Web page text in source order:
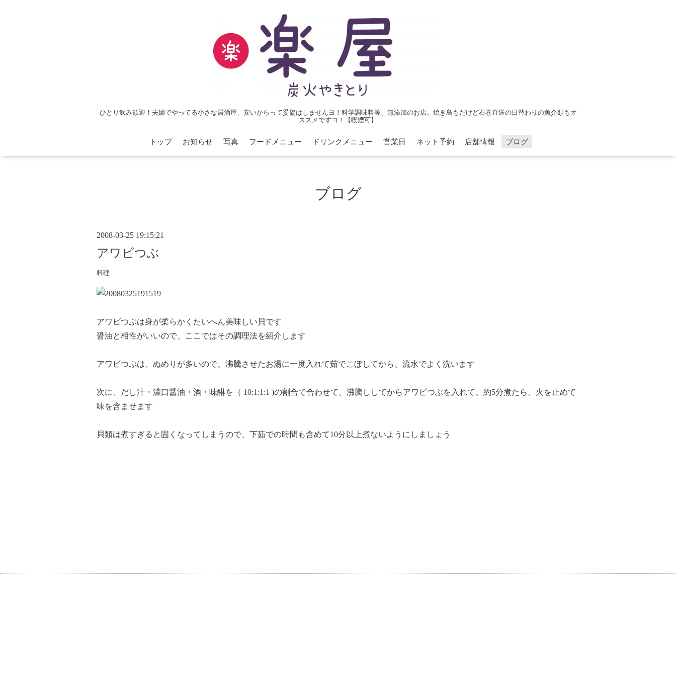
ひとり飲み歓迎！夫婦でやってる小さな居酒屋、安いからって妥協はしませんヨ！科学調味料等、無添加のお店。焼き鳥もだけど石巻直送の日替わりの魚介類もオ
ススメですヨ！【喫煙可】
トップ お知らせ 写真 フードメニュー ドリンクメニュー 営業日 ネット予約 店舗情報 ブログ
ブログ
2008-03-25 19:15:21
アワビつぶ
料理
アワビつぶは身が柔らかくたいへん美味しい貝です
醤油と相性がいいので、ここではその調理法を紹介します
アワビつぶは、ぬめりが多いので、沸騰させたお湯に一度入れて茹でこぼしてから、流水でよく洗います
次に、だし汁・濃口醤油・酒・味醂を（ 10:1:1:1 )の割合で合わせて、沸騰ししてからアワビつぶを入れて、約5分煮たら、火を止めて
味を含ませます
貝類は煮すぎると固くなってしまうので、下茹での時間も含めて10分以上煮ないようにしましょう